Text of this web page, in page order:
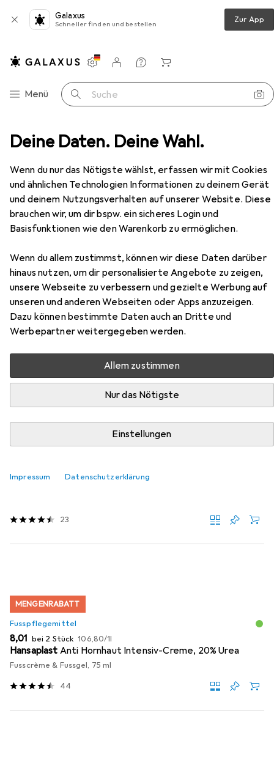
Deine Daten. Deine Wahl.
Wenn du nur das Nötigste wählst, erfassen wir mit Cookies
und ähnlichen Technologien Informationen zu deinem Gerät
und deinem Nutzungsverhalten auf unserer Website. Diese
brauchen wir, um dir bspw. ein sicheres Login und
Basisfunktionen wie den Warenkorb zu ermöglichen.
Wenn du allem zustimmst, können wir diese Daten darüber
hinaus nutzen, um dir personalisierte Angebote zu zeigen,
unsere Webseite zu verbessern und gezielte Werbung auf
unseren und anderen Webseiten oder Apps anzuzeigen.
Dazu können bestimmte Daten auch an Dritte und
Werbepartner weitergegeben werden.
Allem zustimmen
Nur das Nötigste
Einstellungen
Impressum Datenschutzerklärung
Galaxus
Schneller finden und bestellen Zur App
Navigation nach Kategorien
Menü Suche
Einstellungen
Kundenkonto
Vergleichslisten
Merklisten
Warenkorb
+ Pediküre Fusspflegegerät Rio Spa Pedi
EUR
48,52
RioSpa Pedi
Zubehör für Rio Spa Pedi
Pedi aus der Kategorie Fusspflegemittel.
Relevanz
EUR
11,55
Weleda
23
MENGENRABATT
Fusspflegemittel
EUR
8,01 bei 2 Stück EUR
106,80/1l
Hansaplast Anti Hornhaut Intensiv-Creme, 20% Urea
Fusscrème & Fussgel, 75 ml
44